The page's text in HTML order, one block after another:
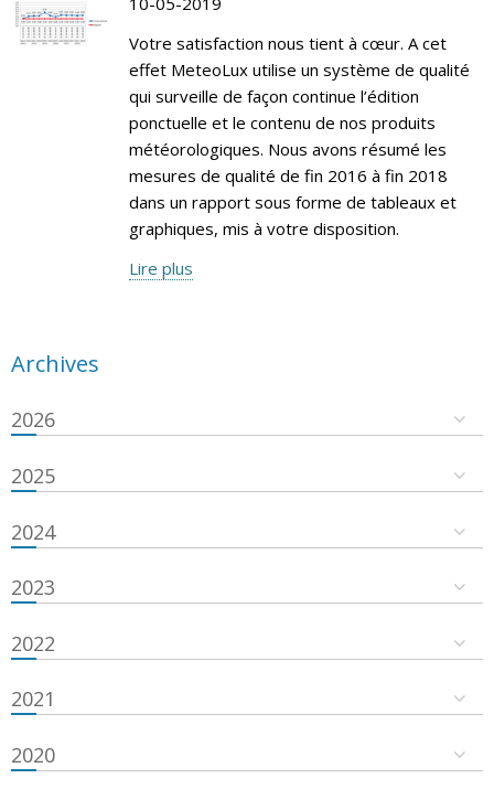
Votre satisfaction nous tient à cœur. A cet
effet MeteoLux utilise un système de qualité
qui surveille de façon continue l’édition
ponctuelle et le contenu de nos produits
météorologiques. Nous avons résumé les
mesures de qualité de fin 2016 à fin 2018
dans un rapport sous forme de tableaux et
graphiques, mis à votre disposition.
Lire plus
Archives
2026
2025
2024
2023
2022
2021
2020